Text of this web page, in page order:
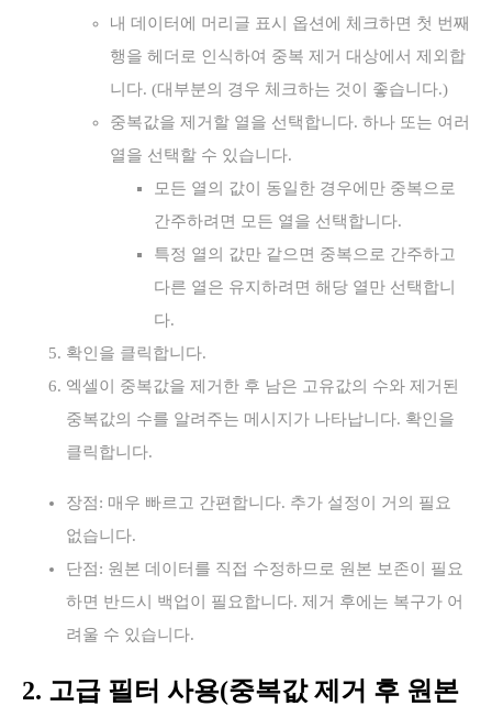
내 데이터에 머리글 표시 옵션에 체크하면 첫 번째
행을 헤더로 인식하여 중복 제거 대상에서 제외합
니다. (대부분의 경우 체크하는 것이 좋습니다.)
중복값을 제거할 열을 선택합니다. 하나 또는 여러
열을 선택할 수 있습니다.
모든 열의 값이 동일한 경우에만 중복으로
간주하려면 모든 열을 선택합니다.
특정 열의 값만 같으면 중복으로 간주하고
다른 열은 유지하려면 해당 열만 선택합니
다.
확인을 클릭합니다.
엑셀이 중복값을 제거한 후 남은 고유값의 수와 제거된
중복값의 수를 알려주는 메시지가 나타납니다. 확인을
클릭합니다.
장점: 매우 빠르고 간편합니다. 추가 설정이 거의 필요
없습니다.
단점: 원본 데이터를 직접 수정하므로 원본 보존이 필요
하면 반드시 백업이 필요합니다. 제거 후에는 복구가 어
려울 수 있습니다.
2. 고급 필터 사용(중복값 제거 후 원본